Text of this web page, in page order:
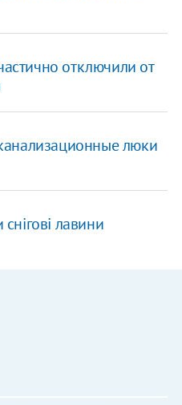
отключили от
люки
лавини